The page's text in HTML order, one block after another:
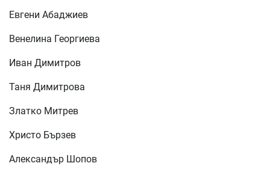
Евгени Абаджиев
Венелина Георгиева
Иван Димитров
Таня Димитрова
Златко Митрев
Христо Бързев
Александър Шопов